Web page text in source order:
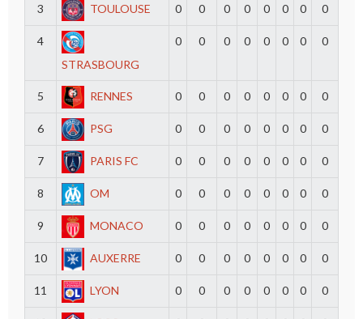
3 TOULOUSE 0 0 0 0 0 0 0 0
4
STRASBOURG
0 0 0 0 0 0 0 0
5 RENNES 0 0 0 0 0 0 0 0
6 PSG 0 0 0 0 0 0 0 0
7 PARIS FC 0 0 0 0 0 0 0 0
8 OM 0 0 0 0 0 0 0 0
9 MONACO 0 0 0 0 0 0 0 0
10 AUXERRE 0 0 0 0 0 0 0 0
11 LYON 0 0 0 0 0 0 0 0